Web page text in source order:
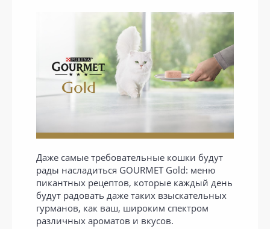
Даже самые требовательные кошки будут
рады насладиться GOURMET Gold: меню
пикантных рецептов, которые каждый день
будут радовать даже таких взыскательных
гурманов, как ваш, широким спектром
различных ароматов и вкусов.